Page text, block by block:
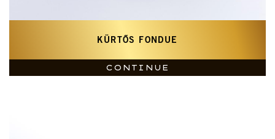
KÜRTŐS FONDUE
CONTINUE